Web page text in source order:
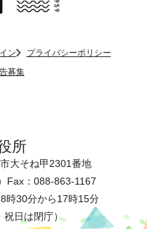
ン
プライバシーポリシー
募集
所
大そね甲2301番地
Fax：088-863-1167
時30分から17時15分
祝日は閉庁）